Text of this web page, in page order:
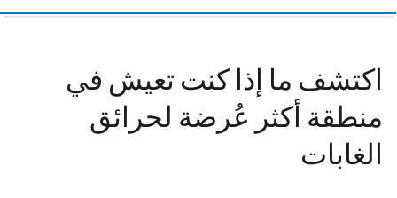
اكتشف ما إذا كنت تعيش في
منطقة أكثر عُرضة لحرائق
الغابات